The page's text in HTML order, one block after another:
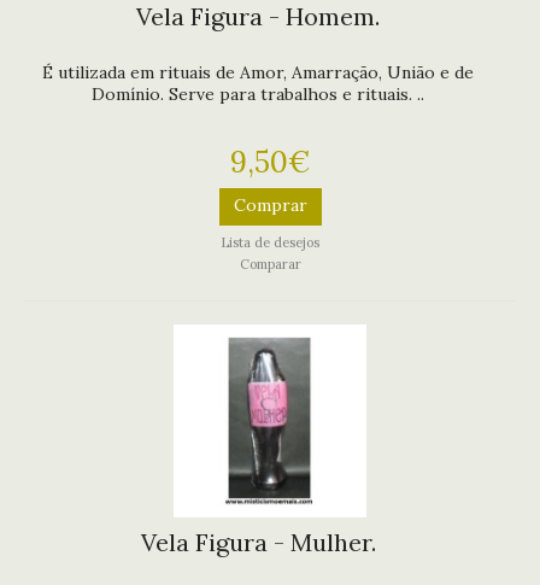
Vela Figura - Homem.
É utilizada em rituais de Amor, Amarração, União e de
Domínio. Serve para trabalhos e rituais. ..
9,50€
Comprar
Lista de desejos
Comparar
Vela Figura - Mulher.